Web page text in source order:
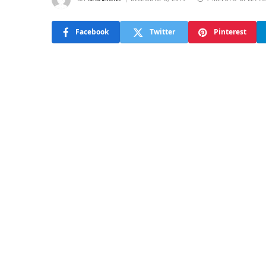
Facebook Twitter Pinterest